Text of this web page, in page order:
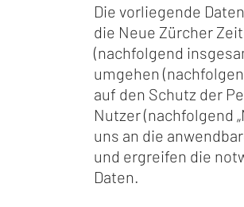
Die vorliegende
die Neue Zürcher
(nachfolgend
umgehen
auf den Schutz der
Nutzer (nachfolgend
uns an die
und ergreifen die
Daten.